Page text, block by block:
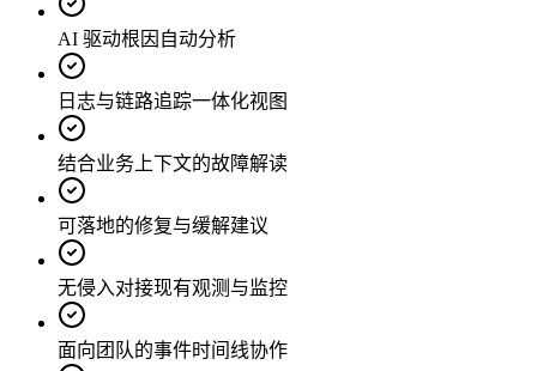
AI 驱动根因自动分析
日志与链路追踪一体化视图
结合业务上下文的故障解读
可落地的修复与缓解建议
无侵入对接现有观测与监控
面向团队的事件时间线协作